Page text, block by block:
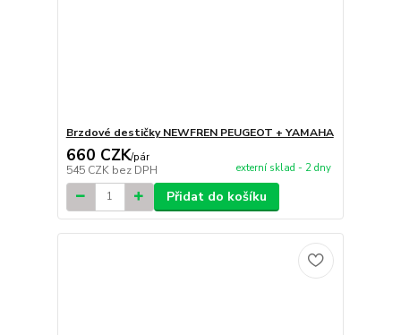
Brzdové destičky NEWFREN PEUGEOT + YAMAHA
660 CZK/pár
545 CZK bez DPH externí sklad - 2 dny
Přidat do košíku